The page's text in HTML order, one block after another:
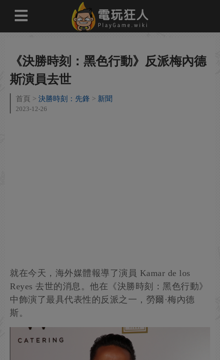
《決勝時刻：黑色行動》反派梅內德
斯演員去世
首頁 決勝時刻：先鋒 新聞
2023-12-26
就在今天，海外媒體報導了演員 Kamar de los
Reyes 去世的消息。他在《決勝時刻：黑色行動》
中飾演了最具代表性的反派之一，勞爾·梅內德
斯。